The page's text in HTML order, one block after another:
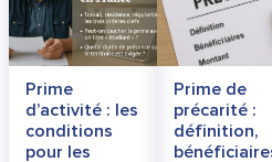
Prime
d’activité : les
conditions
pour les
Prime de
précarité :
définition,